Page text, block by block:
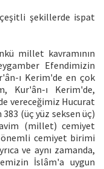
şekillerde ispat
millet kavramının
Efendimizin
ı Kerim'de en çok
Kur'ân-ı Kerim'de,
vereceğimiz Hucurat
(üç yüz seksen üç)
(millet) cemiyet
cemiyet birimi
ve aynı zamanda,
İslâm'a uygun